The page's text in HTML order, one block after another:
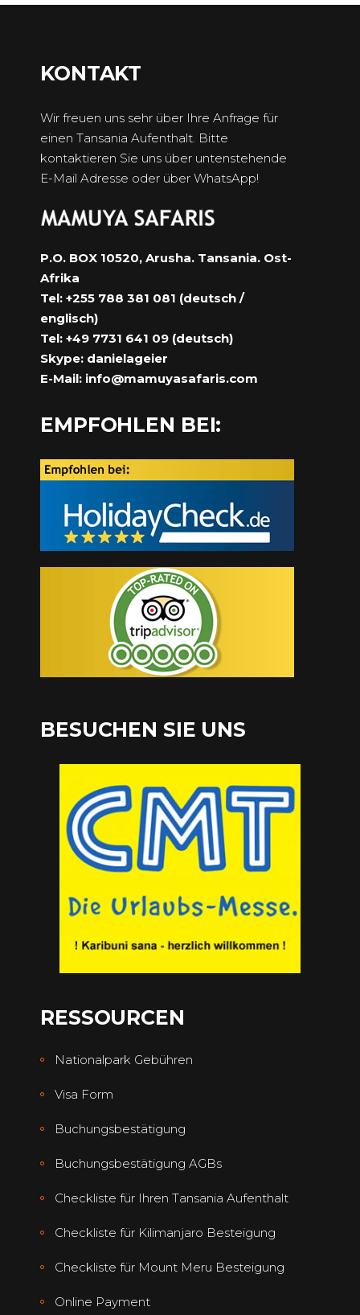
KONTAKT
Wir freuen uns sehr über Ihre Anfrage für
einen Tansania Aufenthalt. Bitte
kontaktieren Sie uns über untenstehende
E-Mail Adresse oder über WhatsApp!
P.O. BOX 10520, Arusha. Tansania. Ost-
Afrika
Tel: +255 788 381 081 (deutsch /
englisch)
Tel: +49 7731 641 09 (deutsch)
Skype: danielageier
E-Mail: info@mamuyasafaris.com
EMPFOHLEN BEI:
BESUCHEN SIE UNS
RESSOURCEN
Nationalpark Gebühren
Visa Form
Buchungsbestätigung
Buchungsbestätigung AGBs
Checkliste für Ihren Tansania Aufenthalt
Checkliste für Kilimanjaro Besteigung
Checkliste für Mount Meru Besteigung
Online Payment